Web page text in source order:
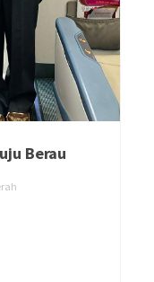
Berau